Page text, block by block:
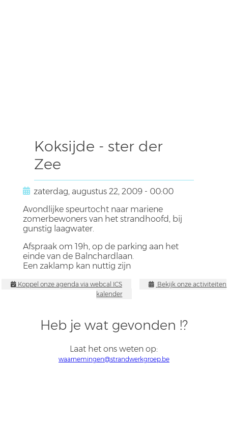
Koksijde - ster der
Zee
zaterdag, augustus 22, 2009 - 00:00
Avondlijke speurtocht naar mariene
zomerbewoners van het strandhoofd, bij
gunstig laagwater.
Afspraak om 19h, op de parking aan het
einde van de Balnchardlaan.
Een zaklamp kan nuttig zijn
Koppel onze agenda via webcal ICS
Bekijk onze activiteiten
kalender
Heb je wat gevonden !?
Laat het ons weten op:
waarnemingen@strandwerkgroep.be